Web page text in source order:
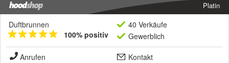
Platin
Duftbrunnen
100% positiv
40 Verkäufe
Gewerblich
Anrufen
Kontakt